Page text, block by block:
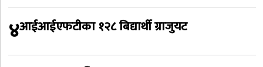
४आईआईएफटीका १२८ बिद्यार्थी ग्राजुयट